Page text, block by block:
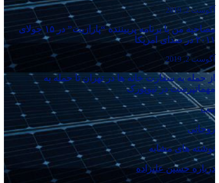
آگوست 2, 2019
مصاحبه من با برنامه پربیننده “پارازیت” در ۱۵ جولای
۲۰۱۱ در صدای امریکا
آگوست 2, 2019
از حمله به سفارت خانه ها در تهران تا حمله به
مهمانپرست در نیویورک
ببب
روحانی
نوشته های مشابه
درباره حسین علیزاده